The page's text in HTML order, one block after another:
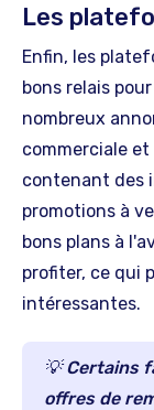
Les
Enfin, les
bons relais
nombreux
commerciale
contenant des
promotions à
bons plans à
profiter, ce qui
intéressantes.
💡 Certains
offres de